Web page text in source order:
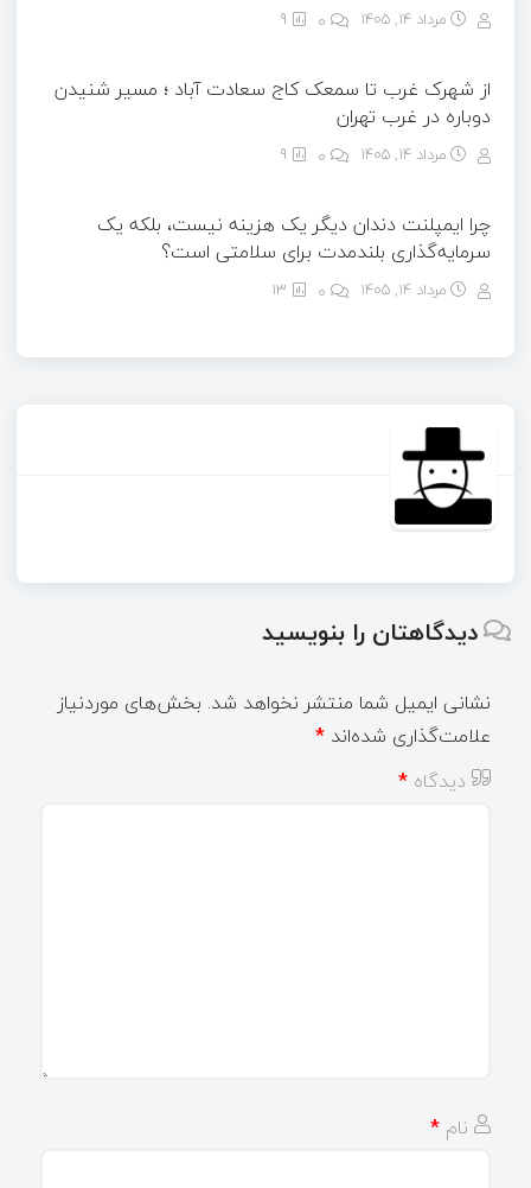
مرداد ۱۴, ۱۴۰۵ 9
از شهرک غرب تا سمعک کاج سعادت آباد ؛ مسیر شنیدن
دوباره در غرب تهران
مرداد ۱۴, ۱۴۰۵ 9
چرا ایمپلنت دندان دیگر یک هزینه نیست، بلکه یک
سرمایه‌گذاری بلندمدت برای سلامتی است؟
مرداد ۱۴, ۱۴۰۵ 13
دیدگاهتان را بنویسید
نشانی ایمیل شما منتشر نخواهد شد. بخش‌های موردنیاز
علامت‌گذاری شده‌اند *
دیدگاه *
نام *